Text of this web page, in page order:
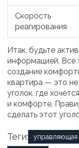
Скорость
реагирования
Итак, будьте
информацией. Все
создание
квартира — это
уголок, где
и комфорте.
сделать этот
Теги: управляющая